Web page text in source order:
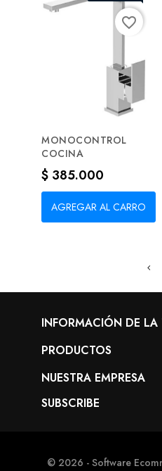
MONOCONTROL
COCINA
Precio
$ 385.000
AGREGAR AL CARRO
favorite_border
INFORMACIÓN DE LA
PRODUCTOS
NUESTRA EMPRESA
SUBSCRIBE
© 2026 - Software